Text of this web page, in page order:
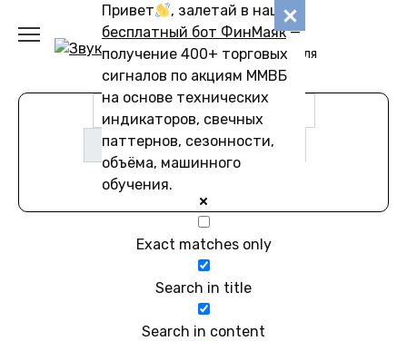
Привет
, залетай в наш
бесплатный бот ФинМаяк—
получение 400+ торговых
сигналов по акциям ММВБ
на основе технических
индикаторов, свечных
паттернов, сезонности,
объёма, машинного
обучения.
содержанию
Звуковику
Коллекции звуков для
скачивания
Exact matches only
Search in title
Search in content